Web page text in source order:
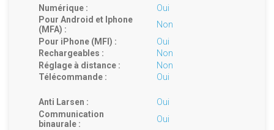
Numérique :
Oui
Pour Android et Iphone
(MFA) :
Non
Pour iPhone (MFI) :
Oui
Rechargeables :
Non
Réglage à distance :
Non
Télécommande :
Oui
Anti Larsen :
Oui
Communication
binaurale :
Oui